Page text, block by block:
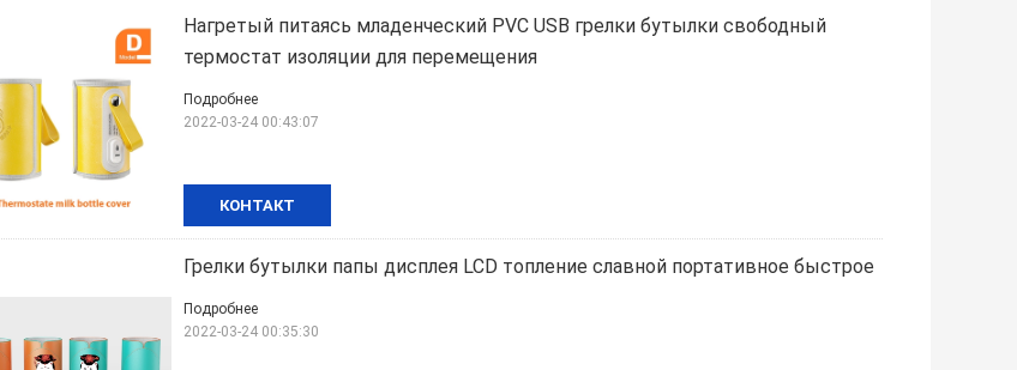
Нагретый питаясь младенческий PVC USB грелки бутылки свободный
термостат изоляции для перемещения
КОНТАКТ
Подробнее
2022-03-24 00:43:07
Грелки бутылки папы дисплея LCD топление славной портативное быстрое
Подробнее
2022-03-24 00:35:30